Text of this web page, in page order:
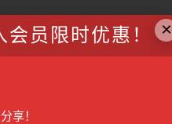
×
员限时优惠！
享！